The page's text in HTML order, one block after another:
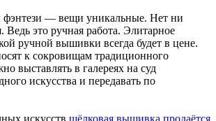
— вещи уникальные. Нет ни
Ведь это ручная работа. Элитарное
ручной вышивки всегда будет в цене.
к сокровищам традиционного
выставлять в галереях на суд
искусства и передавать по